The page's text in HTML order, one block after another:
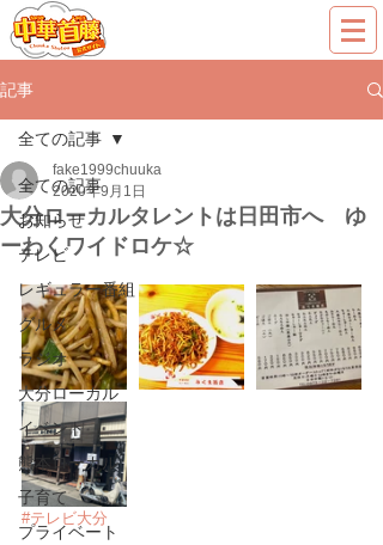
記事
全ての記事
お知らせ
テレビ
レギュラー番組
グルメ
ラジオ
大分ローカル
イベント
熊本ローカル
子育て
プライベート
全ての記事
大分ローカルタレントは日田市へ ゆ
ーわくワイドロケ☆
fake1999chuuka
2020年9月1日
#テレビ大分